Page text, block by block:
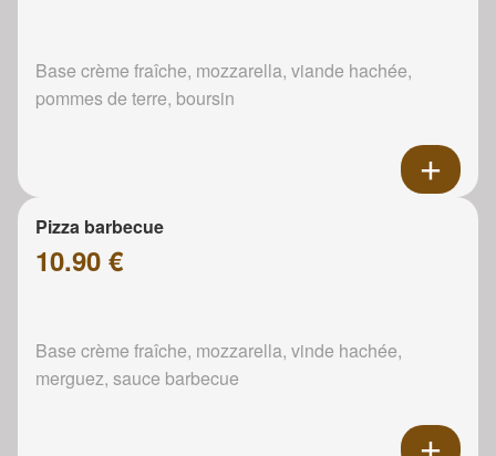
Base crème fraîche, mozzarella, viande hachée,
pommes de terre, boursin
Pizza barbecue
10.90 €
Base crème fraîche, mozzarella, vinde hachée,
merguez, sauce barbecue